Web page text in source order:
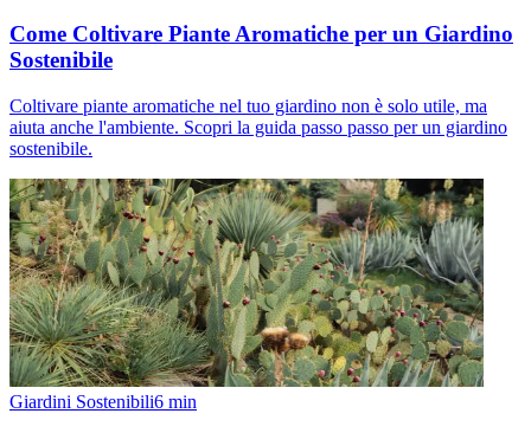
Come Coltivare Piante Aromatiche per un Giardino
Sostenibile
Coltivare piante aromatiche nel tuo giardino non è solo utile, ma
aiuta anche l'ambiente. Scopri la guida passo passo per un giardino
sostenibile.
Giardini Sostenibili6 min